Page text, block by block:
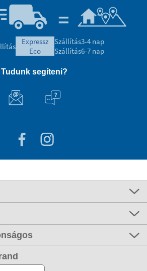
expressz
eco
Szállítás3-4 nap
Szállítás6-7 nap
Tudunk segíteni?